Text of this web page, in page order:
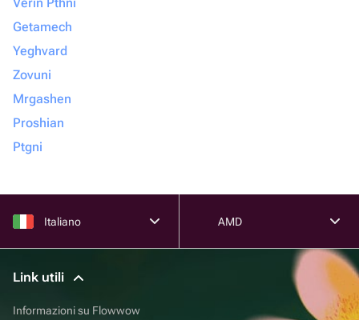
Getamech
Yeghvard
Zovuni
Mrgashen
Proshian
Ptgni
Italiano AMD
Link utili
Informazioni su Flowwow